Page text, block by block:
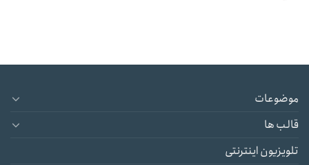
موضوعات
قالب ها
تلویزیون اینترنتی